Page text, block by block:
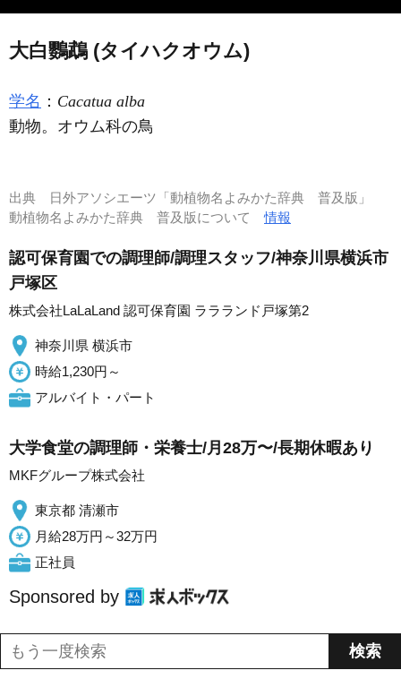
大白鸚鵡 (タイハクオウム)
学名 ： Cacatua alba
動物。オウム科の鳥
出典
日外アソシエーツ「動植物名よみかた辞典 普及版」
動植物名よみかた辞典 普及版について情報
認可保育園での調理師/調理スタッフ/神奈川県横浜市
戸塚区
株式会社LaLaLand 認可保育園 ララランド戸塚第2
神奈川県 横浜市
時給1,230円～
アルバイト・パート
大学食堂の調理師・栄養士/月28万〜/長期休暇あり
MKFグループ株式会社
東京都 清瀬市
月給28万円～32万円
正社員
Sponsored by